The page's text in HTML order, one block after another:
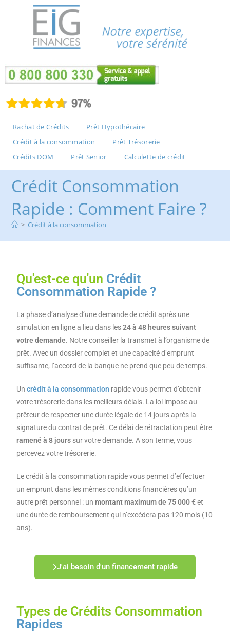
Rachat de Crédits
Prêt Hypothécaire
Crédit à la consommation
Prêt Trésorerie
Crédits DOM
Prêt Senior Calculette de crédit
Crédit Consommation
Rapide : Comment Faire ?
> Crédit à la consommation
Qu'est-ce qu'un Crédit
Consommation Rapide ?
La phase d’analyse d’une demande de crédit après une
simulation en ligne a lieu dans les24 à 48 heures suivant
votre demande. Notre conseiller la transmet à l’organisme de
prêt. Avec un dossier complet et une capacité d’emprunt
suffisante, l’accord de la banque ne prend que peu de temps.
Uncrédit à la consommation rapide vous permet d’obtenir
votre trésorerie dans les meilleurs délais. La loi impose au
prêteur de respecter une durée légale de 14 jours après la
signature du contrat de prêt. Ce délai de rétractation peut être
ramené à 8 jours sur votre demande. A son terme, vous
percevez votre trésorerie.
Le crédit à la consommation rapide vous permet d’effectuer
un emprunt dans les mêmes conditions financières qu’un
autre prêt personnel : unmontant maximum de 75 000 €et
une durée de remboursement qui n’excédera pas 120 mois (10
ans).
J'ai besoin d'un financement rapide
Types de Crédits Consommation
Rapides